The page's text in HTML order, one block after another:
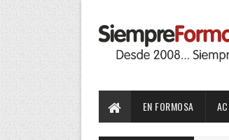
EN FORMOSA